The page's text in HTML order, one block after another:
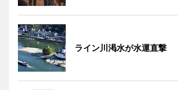
ライン川渇水が水運直撃